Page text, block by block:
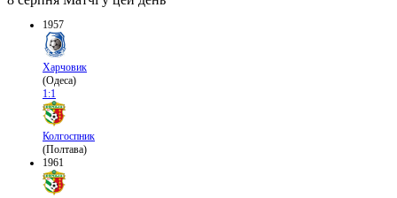
1957
Харчовик
(Одеса)
1:1
Колгоспник
(Полтава)
1961